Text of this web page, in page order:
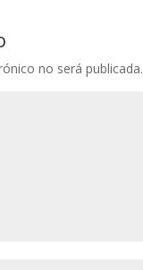
no será publicada.